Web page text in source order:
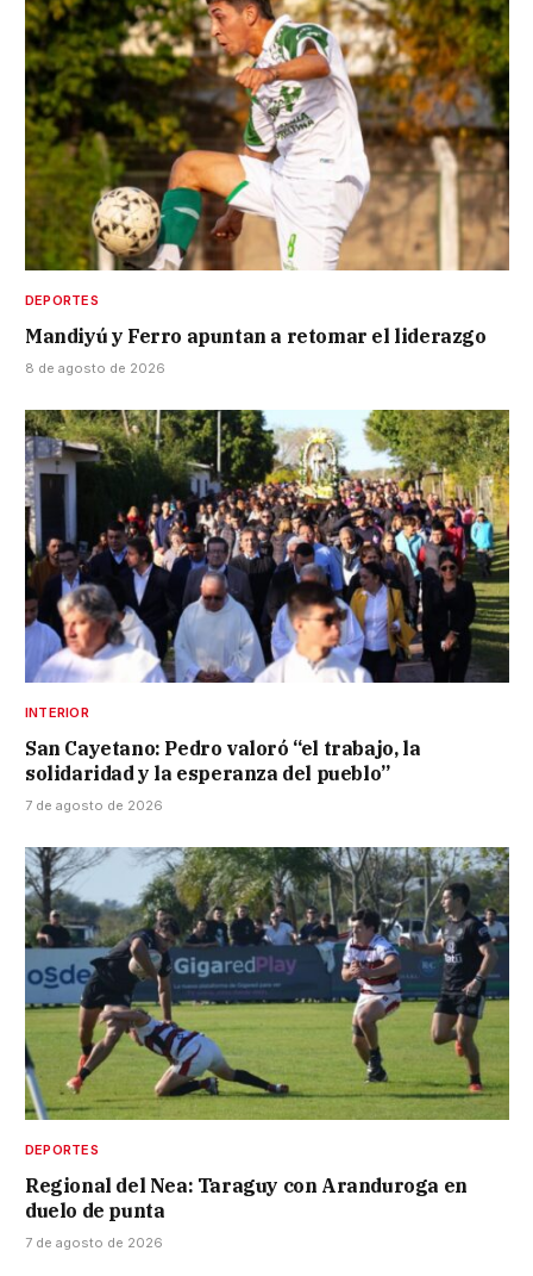
DEPORTES
Mandiyú y Ferro apuntan a retomar el liderazgo
8 de agosto de 2026
INTERIOR
San Cayetano: Pedro valoró “el trabajo, la
solidaridad y la esperanza del pueblo”
7 de agosto de 2026
DEPORTES
Regional del Nea: Taraguy con Aranduroga en
duelo de punta
7 de agosto de 2026